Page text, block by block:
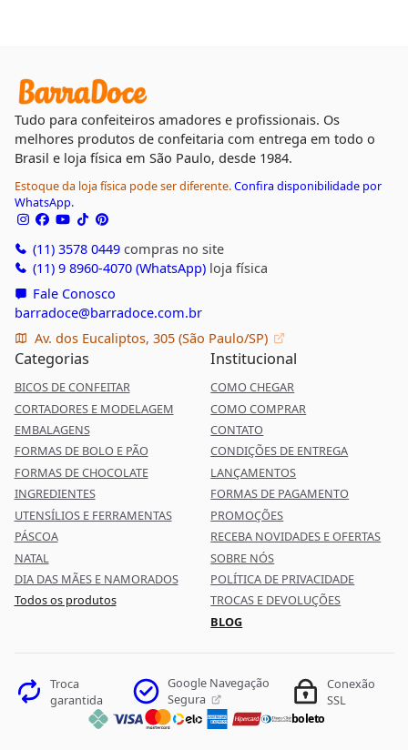
Tudo para confeiteiros amadores e profissionais. Os
melhores produtos de confeitaria com entrega em todo o
Brasil e loja física em São Paulo, desde 1984.
Estoque da loja física pode ser diferente.Confira disponibilidade por
WhatsApp.
(11) 3578 0449compras no site
(11) 9 8960-4070 (WhatsApp)loja física
Fale Conosco
barradoce@barradoce.com.br
Av. dos Eucaliptos, 305 (São Paulo/SP)
Categorias
BICOS DE CONFEITAR
CORTADORES E MODELAGEM
EMBALAGENS
FORMAS DE BOLO E PÃO
FORMAS DE CHOCOLATE
INGREDIENTES
UTENSÍLIOS E FERRAMENTAS
PÁSCOA
NATAL
DIA DAS MÃES E NAMORADOS
Todos os produtos
Institucional
COMO CHEGAR
COMO COMPRAR
CONTATO
CONDIÇÕES DE ENTREGA
LANÇAMENTOS
FORMAS DE PAGAMENTO
PROMOÇÕES
RECEBA NOVIDADES E OFERTAS
SOBRE NÓS
POLÍTICA DE PRIVACIDADE
TROCAS E DEVOLUÇÕES
BLOG
Troca
garantida
Google Navegação
Segura
Conexão
SSL
boleto